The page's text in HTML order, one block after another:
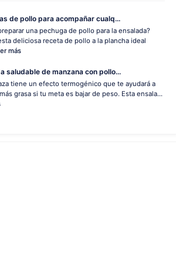
de pollo para acompañar cualq...
una pechuga de pollo para la ensalada?
deliciosa receta de pollo a la plancha ideal
más
saludable de manzana con pollo...
tiene un efecto termogénico que te ayudará a
grasa si tu meta es bajar de peso. Esta ensala...